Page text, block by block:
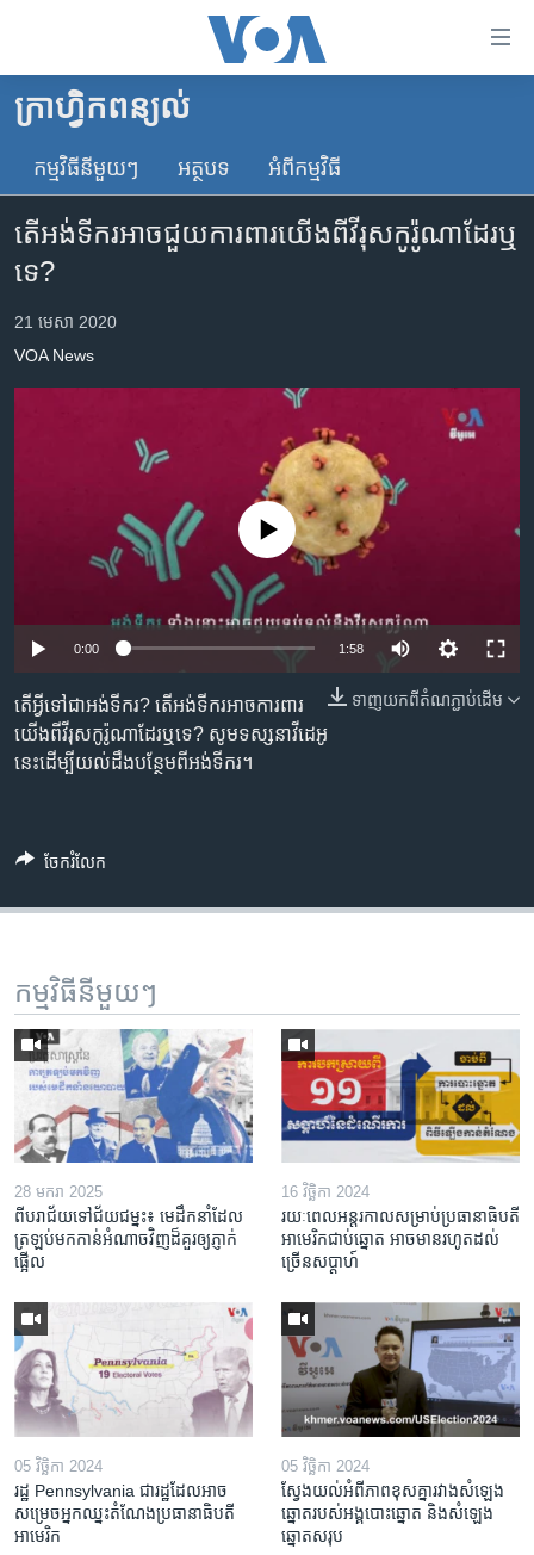
គេហទំព័រ​
ទាក់ទង
និង​
ចូល​
ទំព័រ​
ម្តង
រំលង​
និង​
កាន់​
ទំព័រ​
ស្វែង​
កម្ពុជា
អន្តរជាតិ
Khmer English
បណ្តាញ​សង្គម
ភាសា
ក្រាហ្វិកពន្យល់
កម្មវិធី​នីមួយៗ អត្ថបទ​ អំពី​កម្មវិធី​
តើ​អង់ទីករ​អាច​ជួយ​ការពារ​យើង​ពី​វីរុស​កូរ៉ូណា​ដែរ​ឬ​
ទេ?
21 មេសា 2020
VOA News
No media source currently available
0:00 1:58
ទាញ​យក​ពី​តំណភ្ជាប់​ដើម
តើអ្វី​ទៅ​ជា​អង់ទីករ? តើ​អង់ទីករ​អាច​ការពារ​
យើង​ពី​វីរុស​កូរ៉ូណា​ដែរ​ឬ​ទេ? សូមទស្សនាវីដេអូ
នេះដើម្បីយល់ដឹងបន្ថែមពីអង់ទីករ។
ចែករំលែក
កម្មវិធី​នីមួយៗ
28 មករា 2025
ពី​បរាជ័យ​ទៅ​ជ័យជម្នះ៖ មេដឹកនាំ​ដែល​
ត្រឡប់​មក​កាន់​អំណាច​វិញ​ដ៏​គួរឲ្យ​ភ្ញាក់
ផ្អើល
16 វិច្ឆិកា 2024
រយៈពេល​អន្តរកាល​សម្រាប់​ប្រធានាធិបតី​
អាមេរិក​ជាប់​ឆ្នោត ​អាច​មាន​រហូត​ដល់​
ច្រើន​សប្តាហ៍
05 វិច្ឆិកា 2024
រដ្ឋ Pennsylvania ជា​រដ្ឋ​ដែល​អាច​
សម្រេច​អ្នក​ឈ្នះ​តំណែង​ប្រធានាធិបតី​
អាមេរិក
05 វិច្ឆិកា 2024
ស្វែងយល់​អំពី​​ភាព​ខុសគ្នា​រវាង​សំឡេង​
ឆ្នោត​របស់​អង្គ​បោះឆ្នោត និង​សំឡេង​
ឆ្នោត​សរុប